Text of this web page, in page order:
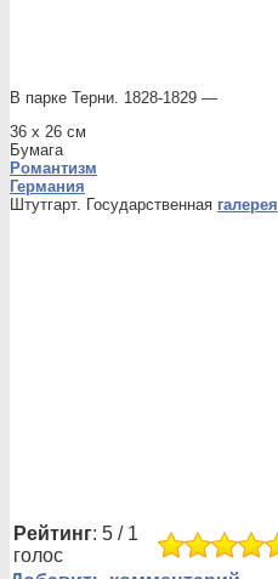
В парке Терни. 1828-1829 —
36 x 26 см
Бумага
Романтизм
Германия
Штутгарт. Государственная галерея
Рейтинг: 5 / 1
голос